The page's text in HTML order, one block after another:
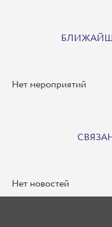
Нет мероприятий
Нет новостей